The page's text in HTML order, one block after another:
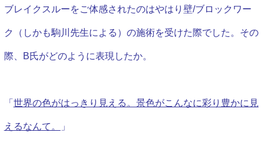
ブレイクスルーをご体感されたのはやはり壁/ブロックワー
ク（しかも駒川先生による）の施術を受けた際でした。その
際、B氏がどのように表現したか。
「 世界の色がはっきり見える。景色がこんなに彩り豊かに見
えるなんて。 」